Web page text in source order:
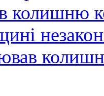
колишню